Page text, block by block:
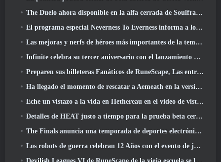
The Duelo ahora disponible en la alfa cerrada de Soulframe
El programa especial Neverness To Everness informa a los jugadores qué esperar en los lanzamientos
Las mejoras y nerfs de héroes más importantes de la temporada 7.5
Infinite celebra su tercer aniversario con el lanzamiento de Lunaria SS12 hoy
Preparen sus billeteras Fanáticos de RuneScape, Las entradas para RuneFest están a punto de salir a la venta
Ha llegado el momento de rescatar a Aemeath en la versión de Wuthering Waves 3.3 Actualizar
Eche un vistazo a la vida en Hethereau en el video de vista previa del juego de lanzamiento de Neverness To Everness
Detalles de HEAT justo a tiempo para la prueba beta cerrada
The Finals anuncia una temporada de deportes electrónicos de 200.000 dólares
Los robots de guerra celebran 12 Años con el evento de juegos robóticos marcianos